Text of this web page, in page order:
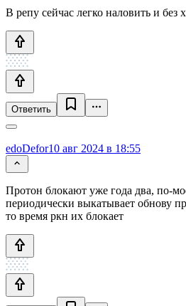
В репу сейчас легко наловить и без
Ответить
edoDefor10 авг 2024 в 18:55
Протон блокают уже года два, по-
периодически выкатывает обнову
то время ркн их блокает